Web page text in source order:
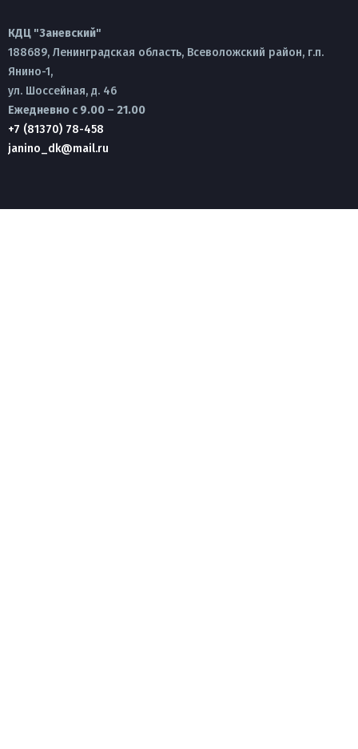
КДЦ "Заневский"
188689, Ленинградская область, Всеволожский район, г.п.
Янино-1,
ул. Шоссейная, д. 46
Ежедневно с 9.00 – 21.00
+7 (81370) 78-458
janino_dk@mail.ru